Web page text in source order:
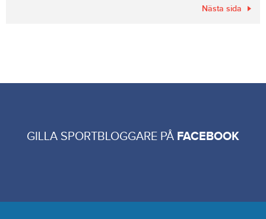
Nästa sida
GILLA SPORTBLOGGARE PÅ FACEBOOK